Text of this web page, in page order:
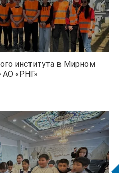
института в Мирном
АО «РНГ»